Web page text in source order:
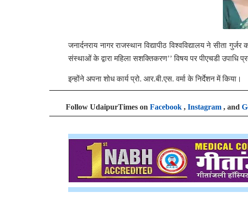
जनार्दनराय नागर राजस्थान विद्यापीठ विश्वविद्यालय ने सीता
संस्थाओं के द्वारा महिला सशक्तिकरण’’ विषय पर पीएचडी उपाधि
इन्होंने अपना शोध कार्य प्रो. आर.बी.एस. वर्मा के निर्देशन में किया।
Follow UdaipurTimes on Facebook , Instagram , and